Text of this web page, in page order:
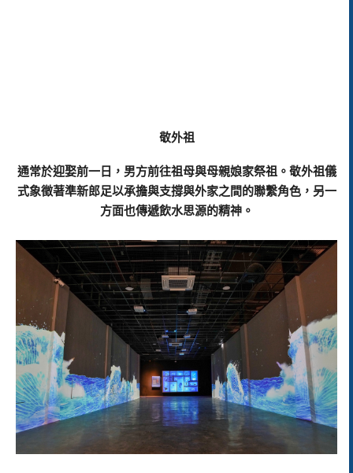
敬外祖
通常於迎娶前一日，男方前往祖母與母親娘家祭祖。敬外祖儀
式象徵著準新郎足以承擔與支撐與外家之間的聯繫角色，另一
方面也傳遞飲水思源的精神。